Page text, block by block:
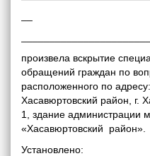
произвела вскрытие
обращений граждан по
расположенного по
Хасавюртовский район, г.
1, здание администрации
«Хасавюртовский район».
Установлено: